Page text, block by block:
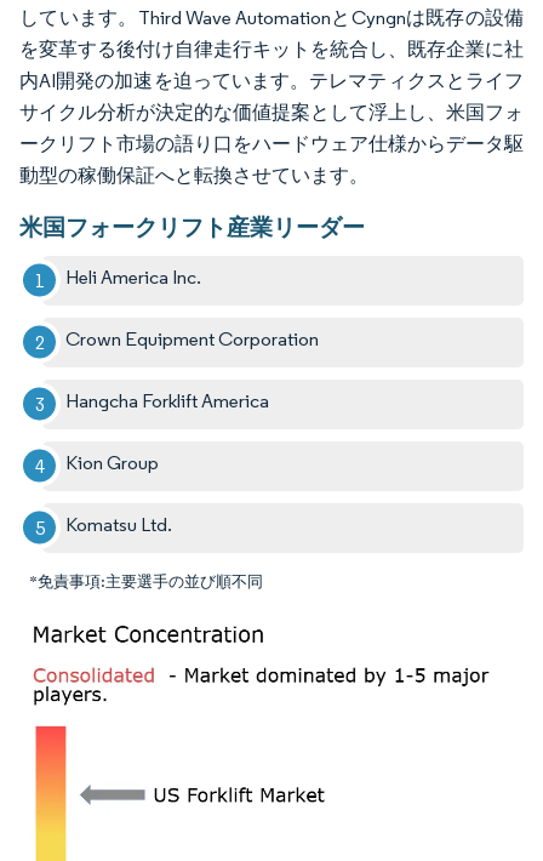
しています。Third Wave AutomationとCyngnは既存の設備
を変革する後付け自律走行キットを統合し、既存企業に社
内AI開発の加速を迫っています。テレマティクスとライフ
サイクル分析が決定的な価値提案として浮上し、米国フォ
ークリフト市場の語り口をハードウェア仕様からデータ駆
動型の稼働保証へと転換させています。
米国フォークリフト産業リーダー
Heli America Inc.
Crown Equipment Corporation
Hangcha Forklift America
Kion Group
Komatsu Ltd.
*免責事項:主要選手の並び順不同